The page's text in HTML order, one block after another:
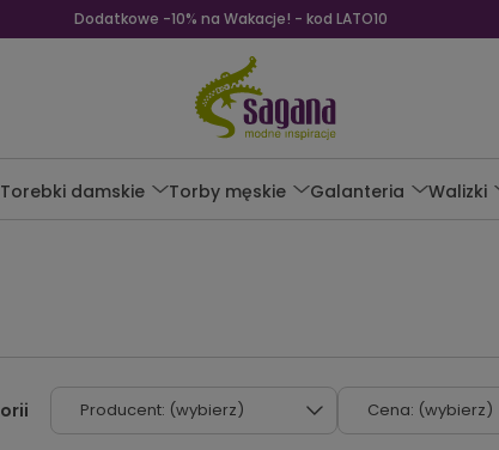
Dodatkowe -10% na Wakacje! - kod LATO10
Torebki damskie Torby męskie Galanteria Walizki
Producent: (wybierz) Cena: (wybierz)